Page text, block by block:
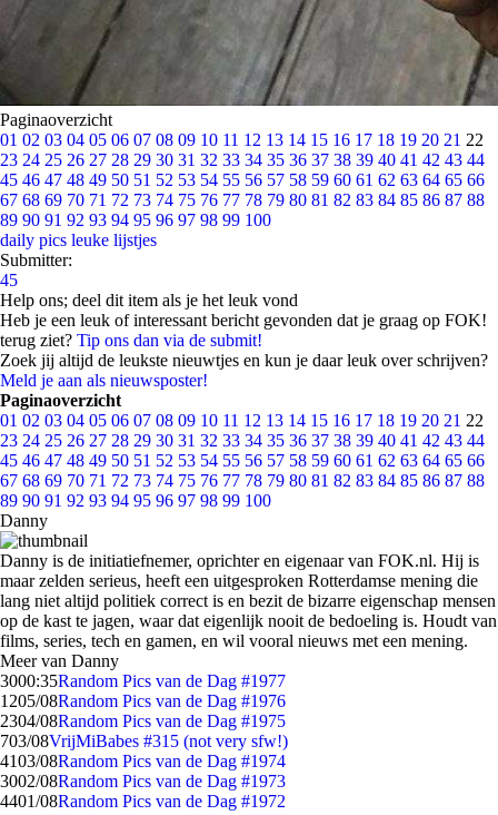
Paginaoverzicht
01 02 03 04 05 06 07 08 09 10 11 12 13 14 15 16 17 18 19 20 21 22
23 24 25 26 27 28 29 30 31 32 33 34 35 36 37 38 39 40 41 42 43 44
45 46 47 48 49 50 51 52 53 54 55 56 57 58 59 60 61 62 63 64 65 66
67 68 69 70 71 72 73 74 75 76 77 78 79 80 81 82 83 84 85 86 87 88
89 90 91 92 93 94 95 96 97 98 99 100
daily pics leuke lijstjes
Submitter:
45
Help ons; deel dit item als je het leuk vond
Heb je een leuk of interessant bericht gevonden dat je graag op FOK!
terug ziet? Tip ons dan via de submit!
Zoek jij altijd de leukste nieuwtjes en kun je daar leuk over schrijven?
Meld je aan als nieuwsposter!
Paginaoverzicht
01 02 03 04 05 06 07 08 09 10 11 12 13 14 15 16 17 18 19 20 21 22
23 24 25 26 27 28 29 30 31 32 33 34 35 36 37 38 39 40 41 42 43 44
45 46 47 48 49 50 51 52 53 54 55 56 57 58 59 60 61 62 63 64 65 66
67 68 69 70 71 72 73 74 75 76 77 78 79 80 81 82 83 84 85 86 87 88
89 90 91 92 93 94 95 96 97 98 99 100
Danny
Danny is de initiatiefnemer, oprichter en eigenaar van FOK.nl. Hij is
maar zelden serieus, heeft een uitgesproken Rotterdamse mening die
lang niet altijd politiek correct is en bezit de bizarre eigenschap mensen
op de kast te jagen, waar dat eigenlijk nooit de bedoeling is. Houdt van
films, series, tech en gamen, en wil vooral nieuws met een mening.
Meer van Danny
3000:35Random Pics van de Dag #1977
1205/08Random Pics van de Dag #1976
2304/08Random Pics van de Dag #1975
703/08VrijMiBabes #315 (not very sfw!)
4103/08Random Pics van de Dag #1974
3002/08Random Pics van de Dag #1973
4401/08Random Pics van de Dag #1972